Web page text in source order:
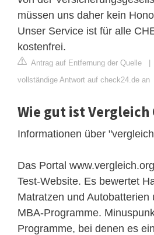
müssen uns daher kein
Unser Service ist für alle
kostenfrei.
Antrag auf Entfernung der Quelle |
vollständige Antwort auf check24.de an
Wie gut ist Vergleich
Informationen über
Das Portal
Test-Website. Es bewertet
Matratzen und Autobatterien
MBA-Programme.
Programme, bei denen es